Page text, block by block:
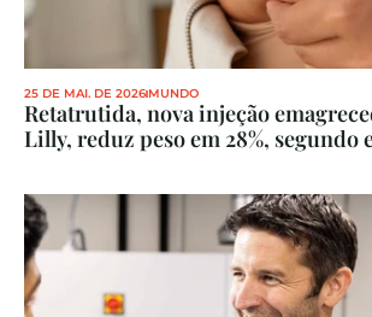
25 DE MAI. DE 2026 MUNDO
Retatrutida, nova injeção
Lilly, reduz peso em 28%, segundo